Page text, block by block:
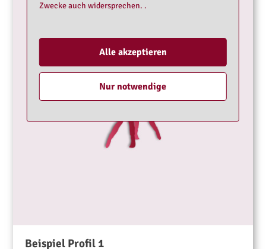
Zwecke auch widersprechen. .
Alle akzeptieren
Nur notwendige
Beispiel Profil 1